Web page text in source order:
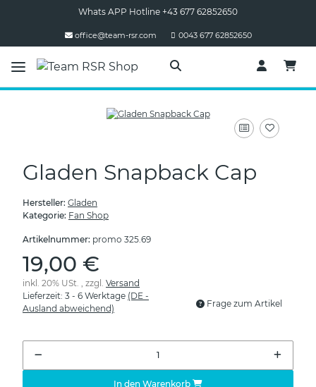
Whats APP Hotline +43 677 62852650
office@team-rsr.com 0043 677 62852650
Gladen Snapback Cap
Hersteller: Gladen
Kategorie: Fan Shop
Artikelnummer: promo 325.69
19,00 €
inkl. 20% USt. , zzgl. Versand
Lieferzeit: 3 - 6 Werktage (DE -
Ausland abweichend)
Frage zum Artikel
In den Warenkorb